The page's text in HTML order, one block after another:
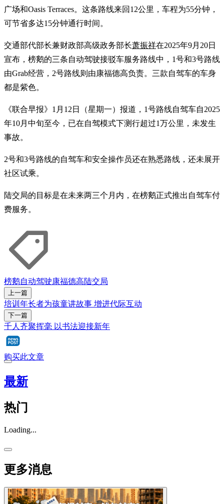
广场和Oasis Terraces。这条路线来回12公里，车程为55分钟，
可节省多达15分钟通行时间。
交通部代部长兼财政部高级政务部长萧振祥在2025年9月20日
宣布，榜鹅的三条自动驾驶接驳车服务路线中，1号和3号路线
由Grab经营，2号路线则由康福德高负责。三款自驾车的车身
都是紫色。
《联合早报》1月12日（星期一）报道，1号路线自驾车自2025
年10月中旬至今，已在自驾模式下测行超过1万公里，未发生
事故。
2号和3号路线的自驾车和安全操作员还在熟悉路线，还未展开
社区试乘。
陆交局的目标是在未来两三个月内，在榜鹅正式推出自驾车付
费服务。
榜鹅自动驾驶康福德高陆交局
上一篇
培训年长者为孩童讲故事 增进代际互动
下一篇
千人齐聚挥毫 以书法迎接新年
购买此文章
最新
热门
Loading...
更多消息